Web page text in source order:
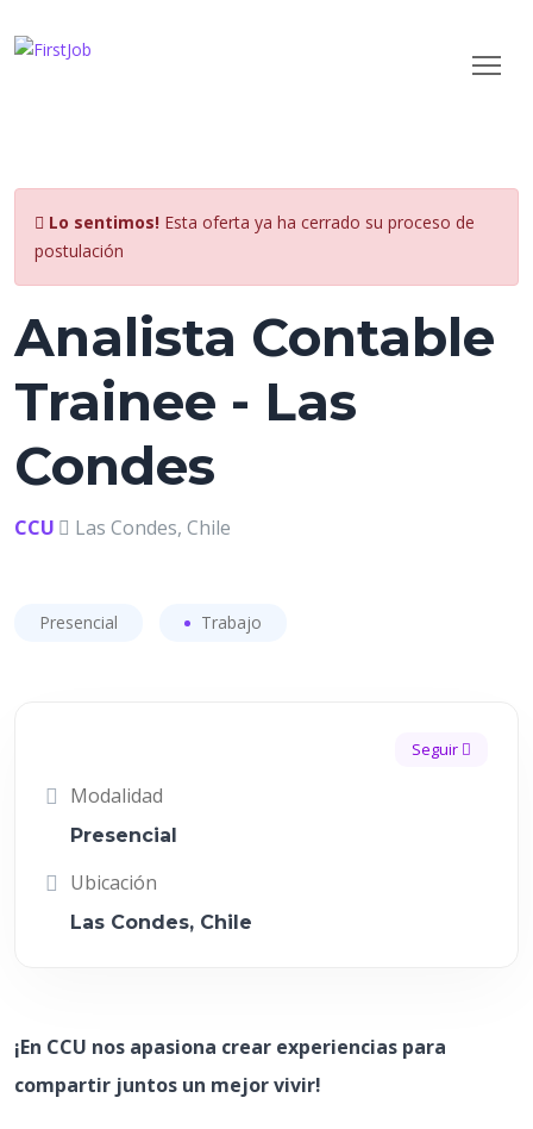
Lo sentimos! Esta oferta ya ha cerrado su proceso de
postulación
Analista Contable
Trainee - Las
Condes
CCU Las Condes, Chile
Presencial Trabajo
Seguir
Modalidad
Presencial
Ubicación
Las Condes, Chile
¡En CCU nos apasiona crear experiencias para
compartir juntos un mejor vivir!